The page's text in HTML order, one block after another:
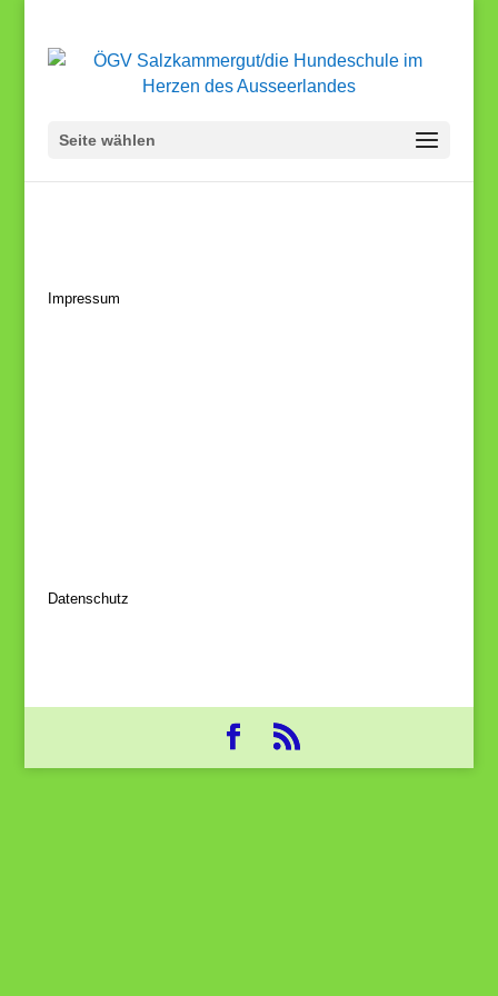
Seite wählen
Impressum
Datenschutz